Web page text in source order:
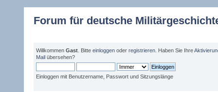
Forum für deutsche
Willkommen Gast . Bitte einloggen oder registrieren . Haben Sie Ihre
Mail übersehen?
Einloggen mit Benutzername, Passwort und Sitzungslänge